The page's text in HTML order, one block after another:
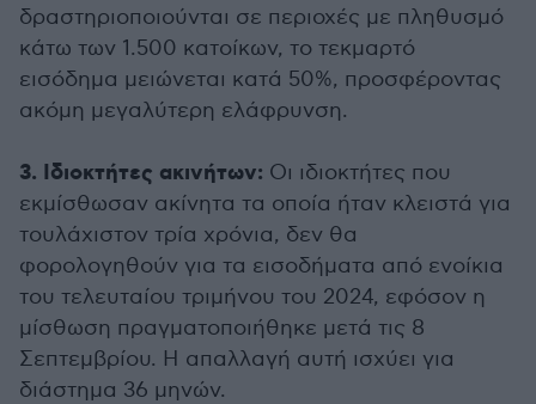
δραστηριοποιούνται σε περιοχές με πληθυσμό
κάτω των 1.500 κατοίκων, το τεκμαρτό
εισόδημα μειώνεται κατά 50%, προσφέροντας
ακόμη μεγαλύτερη ελάφρυνση.
3. Ιδιοκτήτες ακινήτων: Οι ιδιοκτήτες που
εκμίσθωσαν ακίνητα τα οποία ήταν κλειστά για
τουλάχιστον τρία χρόνια, δεν θα
φορολογηθούν για τα εισοδήματα από ενοίκια
του τελευταίου τριμήνου του 2024, εφόσον η
μίσθωση πραγματοποιήθηκε μετά τις 8
Σεπτεμβρίου. Η απαλλαγή αυτή ισχύει για
διάστημα 36 μηνών.